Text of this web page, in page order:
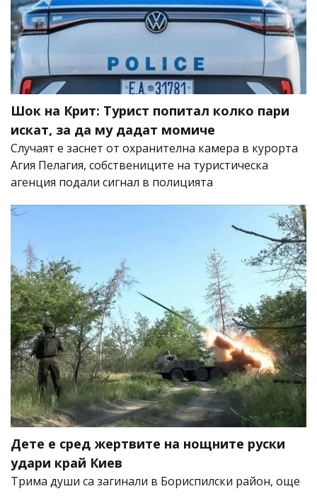
Шок на Крит: Турист попитал колко пари
искат, за да му дадат момиче
Случаят е заснет от охранителна камера в курорта
Агия Пелагия, собствениците на туристическа
агенция подали сигнал в полицията
Дете е сред жертвите на нощните руски
удари край Киев
Трима души са загинали в Бориспилски район, още